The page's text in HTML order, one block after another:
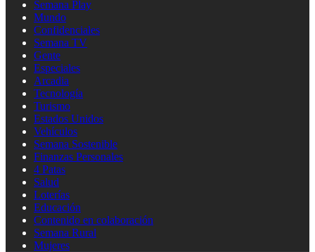
Semana Play
Mundo
Confidenciales
Semana TV
Gente
Especiales
Arcadia
Tecnología
Turismo
Estados Unidos
Vehículos
Semana Sostenible
Finanzas Personales
4 Patas
Salud
Loterías
Educación
Contenido en colaboración
Semana Rural
Mujeres